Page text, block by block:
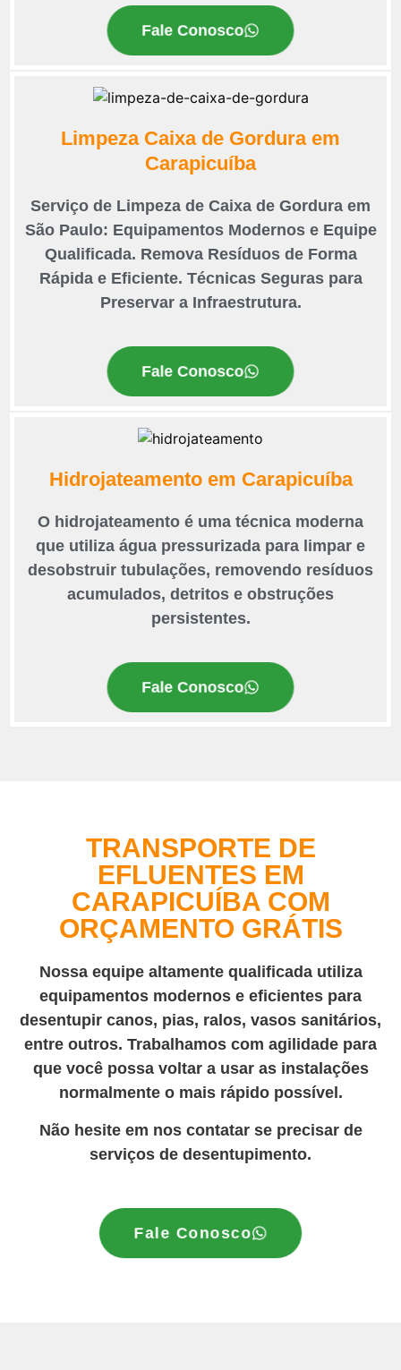
Fale Conosco
Limpeza Caixa de Gordura em
Carapicuíba
Serviço de Limpeza de Caixa de Gordura em
São Paulo: Equipamentos Modernos e Equipe
Qualificada. Remova Resíduos de Forma
Rápida e Eficiente. Técnicas Seguras para
Preservar a Infraestrutura.
Fale Conosco
Hidrojateamento em Carapicuíba
O hidrojateamento é uma técnica moderna
que utiliza água pressurizada para limpar e
desobstruir tubulações, removendo resíduos
acumulados, detritos e obstruções
persistentes.
Fale Conosco
TRANSPORTE DE
EFLUENTES EM
CARAPICUÍBA COM
ORÇAMENTO GRÁTIS
Nossa equipe altamente qualificada utiliza
equipamentos modernos e eficientes para
desentupir canos, pias, ralos, vasos sanitários,
entre outros. Trabalhamos com agilidade para
que você possa voltar a usar as instalações
normalmente o mais rápido possível.
Não hesite em nos contatar se precisar de
serviços de desentupimento.
Fale Conosco